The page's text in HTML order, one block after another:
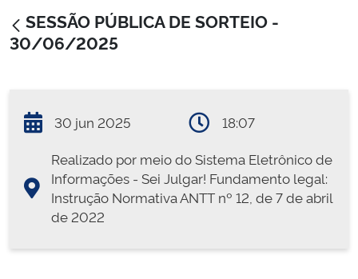
SESSÃO PÚBLICA DE SORTEIO -
30/06/2025
30 jun 2025
18:07
Realizado por meio do Sistema Eletrônico de
Informações - Sei Julgar! Fundamento legal:
Instrução Normativa ANTT nº 12, de 7 de abril
de 2022